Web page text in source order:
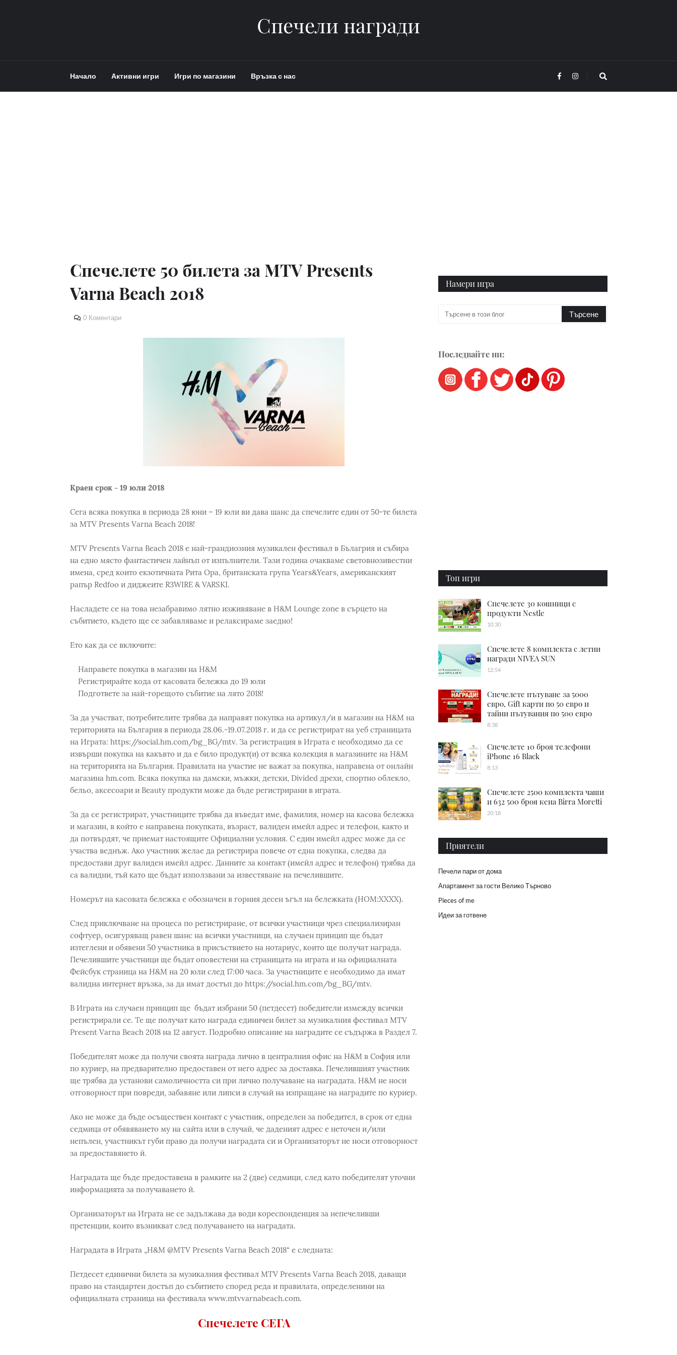
Спечели награди
Начало Активни игри Игри по магазини Връзка с нас
Спечелете 50 билета за MTV Presents
Varna Beach 2018
0 Коментари
Краен срок - 19 юли 2018
Сега всяка покупка в периода 28 юни – 19 юли ви дава шанс да спечелите един от 50-те билета
за MTV Presents Varna Beach 2018!
MTV Presents Varna Beach 2018 е най-грандиозния музикален фестивал в Бълагрия и събира
на едно място фантастичен лайнъп от изпълнители. Тази година очакваме световнозивестни
имена, сред които екзотичната Рита Ора, британската група Years&Years, американският
рапър Redfoo и диджеите R3WIRE & VARSKI.
Насладете се на това незабравимо лятно изживяване в H&M Lounge zone в сърцето на
събитието, където ще се забавляваме и релаксираме заедно!
Ето как да се включите:
Направете покупка в магазин на H&M
Регистрирайте кода от касовата бележка до 19 юли
Подгответе за най-горещото събитие на лято 2018!
За да участват, потребителите трябва да направят покупка на артикул/и в магазин на H&M на
територията на България в периода 28.06.-19.07.2018 г. и да се регистрират на уеб страницата
на Играта: https://social.hm.com/bg_BG/mtv. За регистрация в Играта е необходимо да се
извърши покупка на какъвто и да е било продукт(и) от всяка колекция в магазините на H&M
на територията на България. Правилата на участие не важат за покупка, направена от онлайн
магазина hm.com. Всяка покупка на дамски, мъжки, детски, Divided дрехи, спортно облекло,
бельо, аксесоари и Beauty продукти може да бъде регистрирани в играта.
За да се регистрират, участниците трябва да въведат име, фамилия, номер на касова бележка
и магазин, в който е направена покупката, възраст, валиден имейл адрес и телефон, както и
да потвърдят, че приемат настоящите Официални условия. С един имейл адрес може да се
участва веднъж. Ако участник желае да регистрира повече от една покупка, следва да
предостави друг валиден имейл адрес. Данните за контакт (имейл адрес и телефон) трябва да
са валидни, тъй като ще бъдат използвани за известяване на печелившите.
Номерът на касовата бележка е обозначен в горния десен ъгъл на бележката (НОМ:ХХХХ).
След приключване на процеса по регистриране, от всички участници чрез специализиран
софтуер, осигуряващ равен шанс на всички участници, на случаен принцип ще бъдат
изтеглени и обявени 50 участника в присъствието на нотариус, които ще получат награда.
Печелившите участници ще бъдат оповестени на страницата на играта и на официалната
Фейсбук страница на H&M на 20 юли след 17:00 часа. За участниците е необходимо да имат
валидна интернет връзка, за да имат достъп до https://social.hm.com/bg_BG/mtv.
В Играта на случаен принцип ще бъдат избрани 50 (петдесет) победители измежду всички
регистрирали се. Те ще получат като награда единичен билет за музикалния фестивал MTV
Present Varna Beach 2018 на 12 август. Подробно описание на наградите се съдържа в Раздел 7.
Победителят може да получи своята награда лично в централния офис на H&M в София или
по куриер, на предварително предоставен от него адрес за доставка. Печелившият участник
ще трябва да установи самоличността си при лично получаване на наградата. H&M не носи
отговорност при повреди, забавяне или липси в случай на изпращане на наградите по куриер.
Ако не може да бъде осъществен контакт с участник, определен за победител, в срок от една
седмица от обявяването му на сайта или в случай, че даденият адрес е неточен и/или
непълен, участникът губи право да получи наградата си и Организаторът не носи отговорност
за предоставянето й.
Наградата ще бъде предоставена в рамките на 2 (две) седмици, след като победителят уточни
информацията за получаването й.
Организаторът на Играта не се задължава да води кореспонденция за непечеливши
претенции, които възникват след получаването на наградата.
Наградата в Играта „H&M @MTV Presents Varna Beach 2018“ е следната:
Петдесет единични билета за музикалния фестивал MTV Presents Varna Beach 2018, даващи
право на стандартен достъп до събитието според реда и правилата, определенини на
официалната страница на фестивала www.mtvvarnabeach.com.
Спечелете СЕГА
Намери игра
Последвайте ни:
Топ игри
Спечелете 30 кошници с
продукти Nestle
10:30
Спечелете 8 комплекта с летни
награди NIVEA SUN
12:54
Спечелете пътуване за 5000
евро, Gift карти по 50 евро и
тайни пътувания по 500 евро
8:38
Спечелете 10 броя телефони
iPhone 16 Black
8:13
Спечелете 2500 комплекта чаши
и 632 500 броя кена Birra Moretti
20:18
Приятели
Печели пари от дома
Апартамент за гости Велико Търново
Pieces of me
Идеи за готвене